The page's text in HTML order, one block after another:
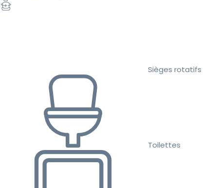
Sièges rotatifs
Toilettes